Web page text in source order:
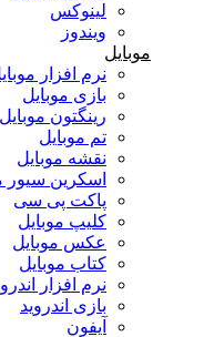
لینوکس
ویندوز
موبایل
نرم افزار
بازی موبایل
رینگتون موبایل
تم موبایل
نقشه موبایل
اسکرین سیور
پاکت پی سی
کلیپ موبایل
عکس موبایل
کتاب موبایل
نرم افزار
بازی اندروید
آیفون